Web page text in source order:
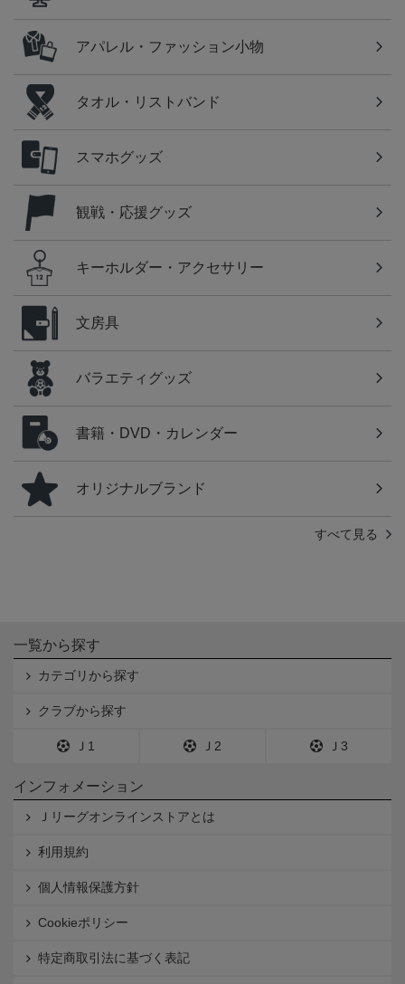
アパレル・ファッション小物
タオル・リストバンド
スマホグッズ
観戦・応援グッズ
キーホルダー・アクセサリー
文房具
バラエティグッズ
書籍・DVD・カレンダー
オリジナルブランド
すべて見る
一覧から探す
カテゴリから探す
クラブから探す
Ｊ1 Ｊ2 Ｊ3
インフォメーション
Ｊリーグオンラインストアとは
利用規約
個人情報保護方針
Cookieポリシー
特定商取引法に基づく表記